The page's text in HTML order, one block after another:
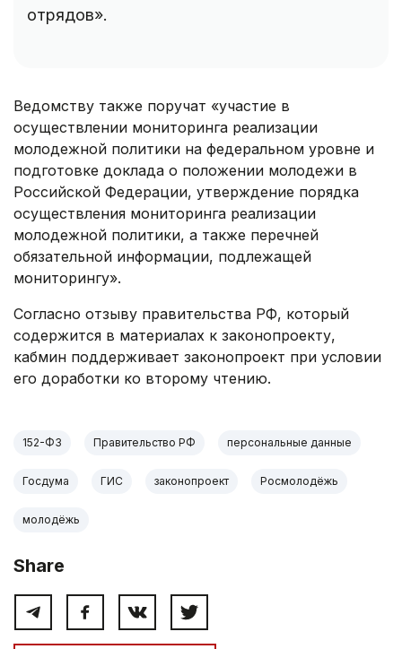
отрядов».
Ведомству также поручат «участие в
осуществлении мониторинга реализации
молодежной политики на федеральном уровне и
подготовке доклада о положении молодежи в
Российской Федерации, утверждение порядка
осуществления мониторинга реализации
молодежной политики, а также перечней
обязательной информации, подлежащей
мониторингу».
Согласно отзыву правительства РФ, который
содержится в материалах к законопроекту,
кабмин поддерживает законопроект при условии
его доработки ко второму чтению.
152-ФЗ Правительство РФ персональные данные
Госдума ГИС законопроект Росмолодёжь
молодёжь
Share